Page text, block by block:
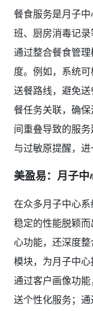
餐食服务是月子
班、厨房消毒记
通过整合餐食管
度。例如，系统
送餐路线，避免
餐任务关联，确
间重叠导致的服
与过敏原提醒，进
美盈易：月子中
在众多月子中心
稳定的性能脱颖
心功能，还深度
模块，为月子中心
通过客户画像功
送个性化服务；